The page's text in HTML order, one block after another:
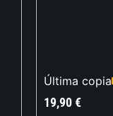
Última copia
19,90€